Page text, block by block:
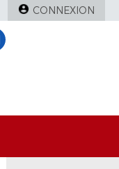
CONNEXION